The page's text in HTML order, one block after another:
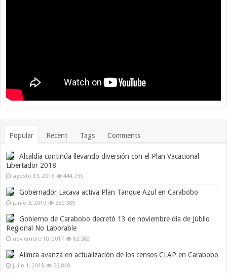
Popular Recent Tags Comments
Alcaldía continúa llevando diversión con el Plan Vacacional
Libertador 2018
agosto 13, 2018 444,736
Gobernador Lacava activa Plan Tanque Azul en Carabobo
junio 3, 2019 330,389
Gobierno de Carabobo decretó 13 de noviembre día de Júbilo
Regional No Laborable
noviembre 10, 2017 63,382
Alimca avanza en actualización de los censos CLAP en Carabobo
julio 1, 2019 56,848